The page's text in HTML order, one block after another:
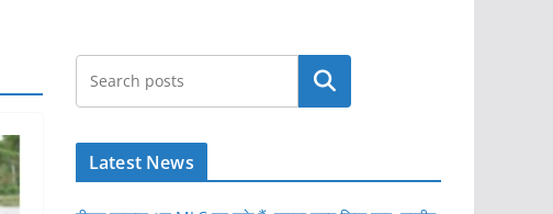
खोजें
Latest News